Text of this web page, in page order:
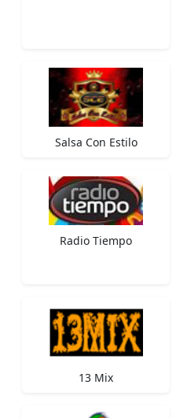
Salsa Con Estilo
Radio Tiempo
13 Mix